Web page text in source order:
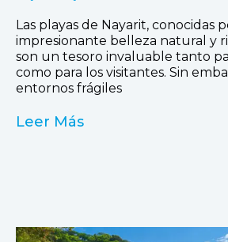
Las playas de Nayarit, conocidas
impresionante belleza natural y
son un tesoro invaluable tanto
como para los visitantes. Sin
entornos frágiles
Leer Más